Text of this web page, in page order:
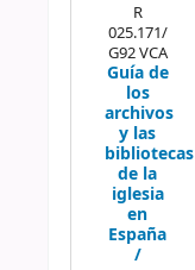
R
025.171/
G92 VCA
Guía de
los
archivos
y las
bibliotecas
de la
iglesia
en
España
/